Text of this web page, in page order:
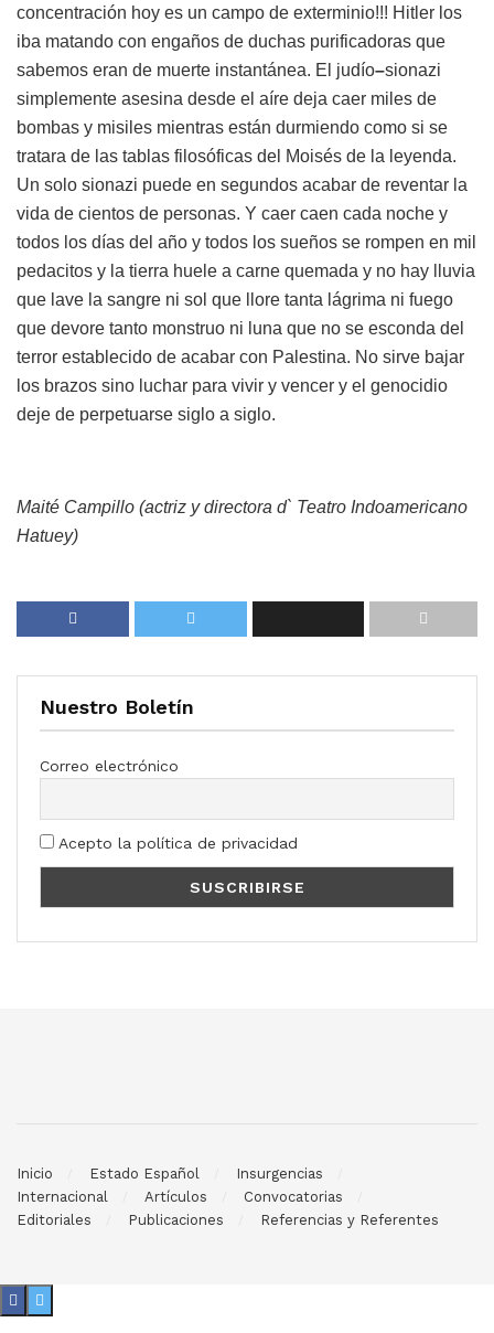
concentración hoy es un campo de exterminio!!! Hitler los
iba matando con engaños de duchas purificadoras que
sabemos eran de muerte instantánea. El judío–sionazi
simplemente asesina desde el aíre deja caer miles de
bombas y misiles mientras están durmiendo como si se
tratara de las tablas filosóficas del Moisés de la leyenda.
Un solo sionazi puede en segundos acabar de reventar la
vida de cientos de personas. Y caer caen cada noche y
todos los días del año y todos los sueños se rompen en mil
pedacitos y la tierra huele a carne quemada y no hay lluvia
que lave la sangre ni sol que llore tanta lágrima ni fuego
que devore tanto monstruo ni luna que no se esconda del
terror establecido de acabar con Palestina. No sirve bajar
los brazos sino luchar para vivir y vencer y el genocidio
deje de perpetuarse siglo a siglo.
Maité Campillo (actriz y directora d` Teatro Indoamericano
Hatuey)
Nuestro Boletín
Correo electrónico
Acepto la política de privacidad
Inicio Estado Español
Insurgencias
Internacional
Artículos
Convocatorias
Editoriales
Publicaciones Referencias y Referentes